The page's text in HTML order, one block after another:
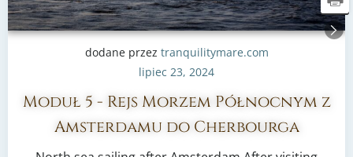
dodane przez tranquilitymare.com
lipiec 23, 2024
Moduł 5 - Rejs Morzem Północnym z
Amsterdamu do Cherbourga